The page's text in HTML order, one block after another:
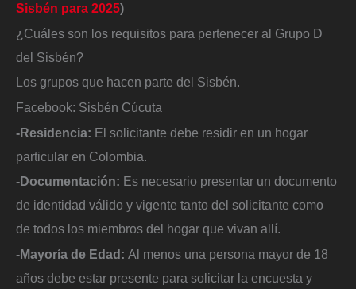
Sisbén para 2025)
¿Cuáles son los requisitos para pertenecer al Grupo D
del Sisbén?
Los grupos que hacen parte del Sisbén.
Facebook: Sisbén Cúcuta
-Residencia: El solicitante debe residir en un hogar
particular en Colombia.
-Documentación: Es necesario presentar un documento
de identidad válido y vigente tanto del solicitante como
de todos los miembros del hogar que vivan allí.
-Mayoría de Edad: Al menos una persona mayor de 18
años debe estar presente para solicitar la encuesta y